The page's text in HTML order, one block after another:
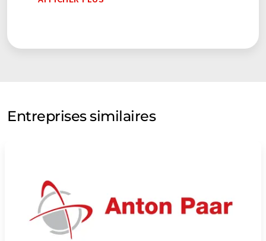
Entreprises similaires